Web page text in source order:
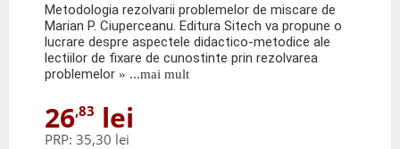
Metodologia rezolvarii problemelor de miscare de
Marian P. Ciuperceanu. Editura Sitech va propune o
lucrare despre aspectele didactico-metodice ale
lectiilor de fixare de cunostinte prin rezolvarea
problemelor » ...mai mult
26,83 lei
PRP: 35,30 lei